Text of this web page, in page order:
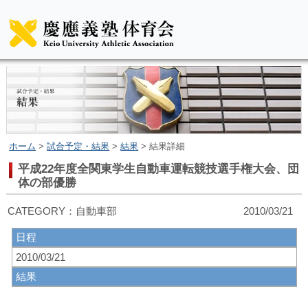
ホーム >試合予定・結果 >結果 > 結果詳細
平成22年度全関東学生自動車運転競技選手権大会、団
体の部優勝
CATEGORY：自動車部 2010/03/21
日程
2010/03/21
結果